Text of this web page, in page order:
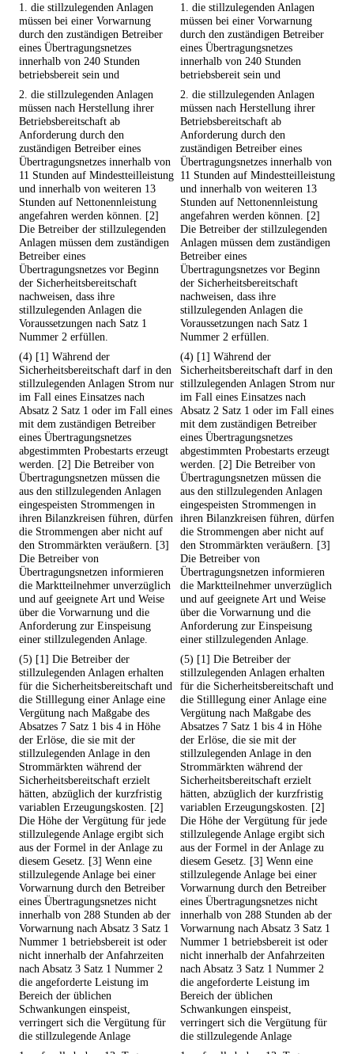
1. die stillzulegenden Anlagen
müssen bei einer Vorwarnung
durch den zuständigen Betreiber
eines Übertragungsnetzes
innerhalb von 240 Stunden
betriebsbereit sein und
1. die stillzulegenden Anlagen
müssen bei einer Vorwarnung
durch den zuständigen Betreiber
eines Übertragungsnetzes
innerhalb von 240 Stunden
betriebsbereit sein und
2. die stillzulegenden Anlagen
müssen nach Herstellung ihrer
Betriebsbereitschaft ab
Anforderung durch den
zuständigen Betreiber eines
Übertragungsnetzes innerhalb von
11 Stunden auf Mindestteilleistung
und innerhalb von weiteren 13
Stunden auf Nettonennleistung
angefahren werden können. [2]
Die Betreiber der stillzulegenden
Anlagen müssen dem zuständigen
Betreiber eines
Übertragungsnetzes vor Beginn
der Sicherheitsbereitschaft
nachweisen, dass ihre
stillzulegenden Anlagen die
Voraussetzungen nach Satz 1
Nummer 2 erfüllen.
2. die stillzulegenden Anlagen
müssen nach Herstellung ihrer
Betriebsbereitschaft ab
Anforderung durch den
zuständigen Betreiber eines
Übertragungsnetzes innerhalb von
11 Stunden auf Mindestteilleistung
und innerhalb von weiteren 13
Stunden auf Nettonennleistung
angefahren werden können. [2]
Die Betreiber der stillzulegenden
Anlagen müssen dem zuständigen
Betreiber eines
Übertragungsnetzes vor Beginn
der Sicherheitsbereitschaft
nachweisen, dass ihre
stillzulegenden Anlagen die
Voraussetzungen nach Satz 1
Nummer 2 erfüllen.
(4) [1] Während der
Sicherheitsbereitschaft darf in den
stillzulegenden Anlagen Strom nur
im Fall eines Einsatzes nach
Absatz 2 Satz 1 oder im Fall eines
mit dem zuständigen Betreiber
eines Übertragungsnetzes
abgestimmten Probestarts erzeugt
werden. [2] Die Betreiber von
Übertragungsnetzen müssen die
aus den stillzulegenden Anlagen
eingespeisten Strommengen in
ihren Bilanzkreisen führen, dürfen
die Strommengen aber nicht auf
den Strommärkten veräußern. [3]
Die Betreiber von
Übertragungsnetzen informieren
die Marktteilnehmer unverzüglich
und auf geeignete Art und Weise
über die Vorwarnung und die
Anforderung zur Einspeisung
einer stillzulegenden Anlage.
(4) [1] Während der
Sicherheitsbereitschaft darf in den
stillzulegenden Anlagen Strom nur
im Fall eines Einsatzes nach
Absatz 2 Satz 1 oder im Fall eines
mit dem zuständigen Betreiber
eines Übertragungsnetzes
abgestimmten Probestarts erzeugt
werden. [2] Die Betreiber von
Übertragungsnetzen müssen die
aus den stillzulegenden Anlagen
eingespeisten Strommengen in
ihren Bilanzkreisen führen, dürfen
die Strommengen aber nicht auf
den Strommärkten veräußern. [3]
Die Betreiber von
Übertragungsnetzen informieren
die Marktteilnehmer unverzüglich
und auf geeignete Art und Weise
über die Vorwarnung und die
Anforderung zur Einspeisung
einer stillzulegenden Anlage.
(5) [1] Die Betreiber der
stillzulegenden Anlagen erhalten
für die Sicherheitsbereitschaft und
die Stilllegung einer Anlage eine
Vergütung nach Maßgabe des
Absatzes 7 Satz 1 bis 4 in Höhe
der Erlöse, die sie mit der
stillzulegenden Anlage in den
Strommärkten während der
Sicherheitsbereitschaft erzielt
hätten, abzüglich der kurzfristig
variablen Erzeugungskosten. [2]
Die Höhe der Vergütung für jede
stillzulegende Anlage ergibt sich
aus der Formel in der Anlage zu
diesem Gesetz. [3] Wenn eine
stillzulegende Anlage bei einer
Vorwarnung durch den Betreiber
eines Übertragungsnetzes nicht
innerhalb von 288 Stunden ab der
Vorwarnung nach Absatz 3 Satz 1
Nummer 1 betriebsbereit ist oder
nicht innerhalb der Anfahrzeiten
nach Absatz 3 Satz 1 Nummer 2
die angeforderte Leistung im
Bereich der üblichen
Schwankungen einspeist,
verringert sich die Vergütung für
die stillzulegende Anlage
(5) [1] Die Betreiber der
stillzulegenden Anlagen erhalten
für die Sicherheitsbereitschaft und
die Stilllegung einer Anlage eine
Vergütung nach Maßgabe des
Absatzes 7 Satz 1 bis 4 in Höhe
der Erlöse, die sie mit der
stillzulegenden Anlage in den
Strommärkten während der
Sicherheitsbereitschaft erzielt
hätten, abzüglich der kurzfristig
variablen Erzeugungskosten. [2]
Die Höhe der Vergütung für jede
stillzulegende Anlage ergibt sich
aus der Formel in der Anlage zu
diesem Gesetz. [3] Wenn eine
stillzulegende Anlage bei einer
Vorwarnung durch den Betreiber
eines Übertragungsnetzes nicht
innerhalb von 288 Stunden ab der
Vorwarnung nach Absatz 3 Satz 1
Nummer 1 betriebsbereit ist oder
nicht innerhalb der Anfahrzeiten
nach Absatz 3 Satz 1 Nummer 2
die angeforderte Leistung im
Bereich der üblichen
Schwankungen einspeist,
verringert sich die Vergütung für
die stillzulegende Anlage